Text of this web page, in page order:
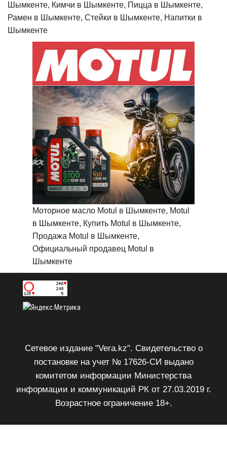
Шымкенте, Кимчи в Шымкенте, Пицца в Шымкенте,
Рамен в Шымкенте, Стейки в Шымкенте, Напитки в
Шымкенте
Моторное масло Motul в Шымкенте, Motul
в Шымкенте, Купить Motul в Шымкенте,
Продажа Motul в Шымкенте,
Официальный продавец Motul в
Шымкенте
Сетевое издание "Vera.kz". Свидетельство о
постановке на учет № 17626-СИ выдано
комитетом информации Министерства
информации и коммуникаций РК от 27.03.2019 г.
Возрастное ограничение 18+.